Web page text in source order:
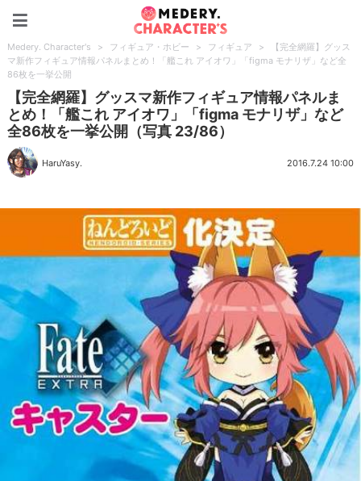
Medery. Character's > フィギュア・ホビー > フィギュア >
【完全網羅】グッス
マ新作フィギュア情報パネルまとめ！「艦これ アイオワ」「figma モナリザ」など全
86枚を一挙公開
【完全網羅】グッスマ新作フィギュア情報パネルま
とめ！「艦これ アイオワ」「figma モナリザ」など
全86枚を一挙公開（写真 23/86）
HaruYasy. 2016.7.24 10:00